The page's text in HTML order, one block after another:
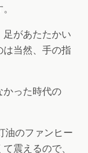
があたたかい
当然、手の指
かった時代の
のファンヒー
震えるので、